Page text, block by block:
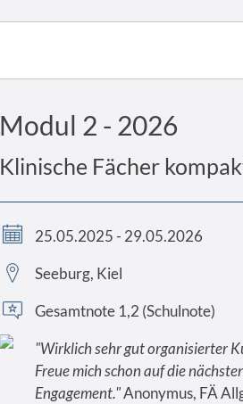
Modul 2 - 2026
Klinische Fächer
25.05.2025 - 29.05.2026
Seeburg, Kiel
Gesamtnote 1,2 (Schulnote)
"Wirklich sehr gut organisierter
Freue mich schon auf die
Engagement."Anonymus, FÄ